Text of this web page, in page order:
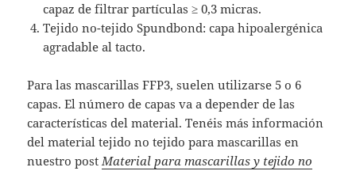
capaz de filtrar partículas ≥ 0,3 micras.
Tejido no-tejido Spundbond: capa hipoalergénica
agradable al tacto.
Para las mascarillas FFP3, suelen utilizarse 5 o 6
capas. El número de capas va a depender de las
características del material. Tenéis más información
del material tejido no tejido para mascarillas en
nuestro postMaterial para mascarillas y tejido no